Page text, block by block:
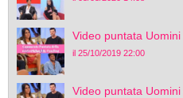
Video puntata Uomini
il 25/10/2019 22:00
Video puntata Uomini